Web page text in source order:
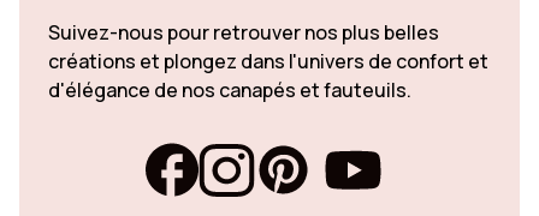
Suivez-nous pour retrouver nos plus belles
créations et plongez dans l'univers de confort et
d'élégance de nos canapés et fauteuils.